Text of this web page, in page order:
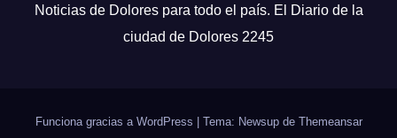
Noticias de Dolores para todo el país. El Diario de la
ciudad de Dolores 2245
Funciona gracias a WordPress Tema: Newsup de Themeansar